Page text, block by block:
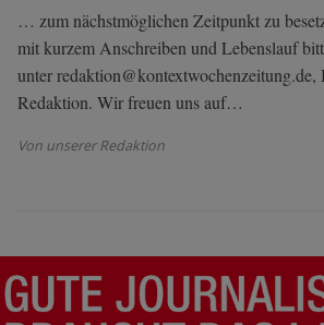
… zum nächstmöglichen Zeitpunkt zu
mit kurzem Anschreiben und Lebenslauf
unter
Redaktion. Wir freuen uns auf…
Von unserer Redaktion